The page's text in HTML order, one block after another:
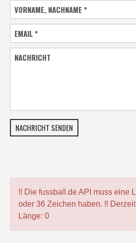
VORNAME, NACHNAME*
EMAIL*
NACHRICHT
NACHRICHT SENDEN
!! Die fussball.de API muss eine
oder 36 Zeichen haben. !!
Länge: 0